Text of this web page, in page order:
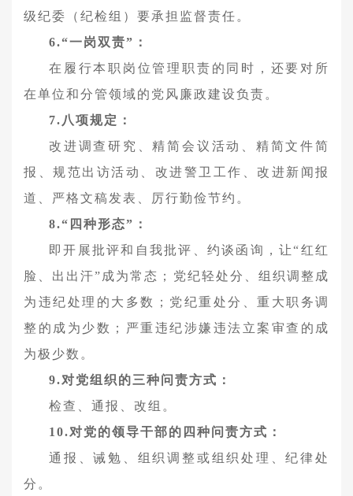
级纪委（纪检组）要承担监督责任。
6.“一岗双责”：
在履行本职岗位管理职责的同时，还要对所
在单位和分管领域的党风廉政建设负责。
7.八项规定：
改进调查研究、精简会议活动、精简文件简
报、规范出访活动、改进警卫工作、改进新闻报
道、严格文稿发表、厉行勤俭节约。
8.“四种形态”：
即开展批评和自我批评、约谈函询，让“红红
脸、出出汗”成为常态；党纪轻处分、组织调整成
为违纪处理的大多数；党纪重处分、重大职务调
整的成为少数；严重违纪涉嫌违法立案审查的成
为极少数。
9.对党组织的三种问责方式：
检查、通报、改组。
10.对党的领导干部的四种问责方式：
通报、诫勉、组织调整或组织处理、纪律处
分。